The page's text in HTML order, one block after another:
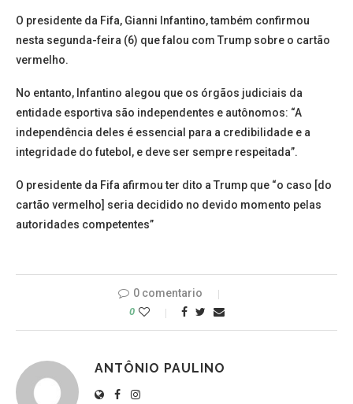
O presidente da Fifa, Gianni Infantino, também confirmou
nesta segunda-feira (6) que falou com Trump sobre o cartão
vermelho.
No entanto, Infantino alegou que os órgãos judiciais da
entidade esportiva são independentes e autônomos: “A
independência deles é essencial para a credibilidade e a
integridade do futebol, e deve ser sempre respeitada”.
O presidente da Fifa afirmou ter dito a Trump que “o caso [do
cartão vermelho] seria decidido no devido momento pelas
autoridades competentes”
0 comentario
0
ANTÔNIO PAULINO